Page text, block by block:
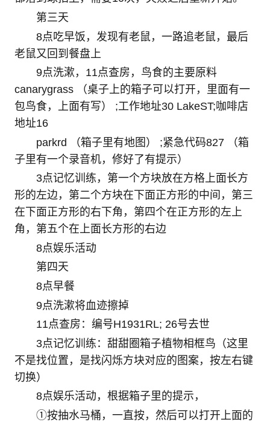
第三天
8点吃早饭，发现有老鼠，一路追老鼠，最后
老鼠又回到餐盘上
9点洗漱，11点查房，鸟食的主要原料
canarygrass （桌子上的箱子可以打开，里面有一
包鸟食，上面有写） ;工作地址30 LakeST;咖啡店
地址16
parkrd （箱子里有地图） ;紧急代码827 （箱
子里有一个录音机，修好了有提示）
3点记忆训练，第一个方块放在方格上面长方
形的左边，第二个方块在下面正方形的中间，第三
在下面正方形的右下角，第四个在正方形的左上
角，第五个在上面长方形的右边
8点娱乐活动
第四天
8点早餐
9点洗漱将血迹擦掉
11点查房：编号H1931RL; 26号去世
3点记忆训练：甜甜圈箱子植物相框鸟（这里
不是找位置，是找闪烁方块对应的图案，按左右键
切换）
8点娱乐活动，根据箱子里的提示，
①按抽水马桶，一直按，然后可以打开上面的